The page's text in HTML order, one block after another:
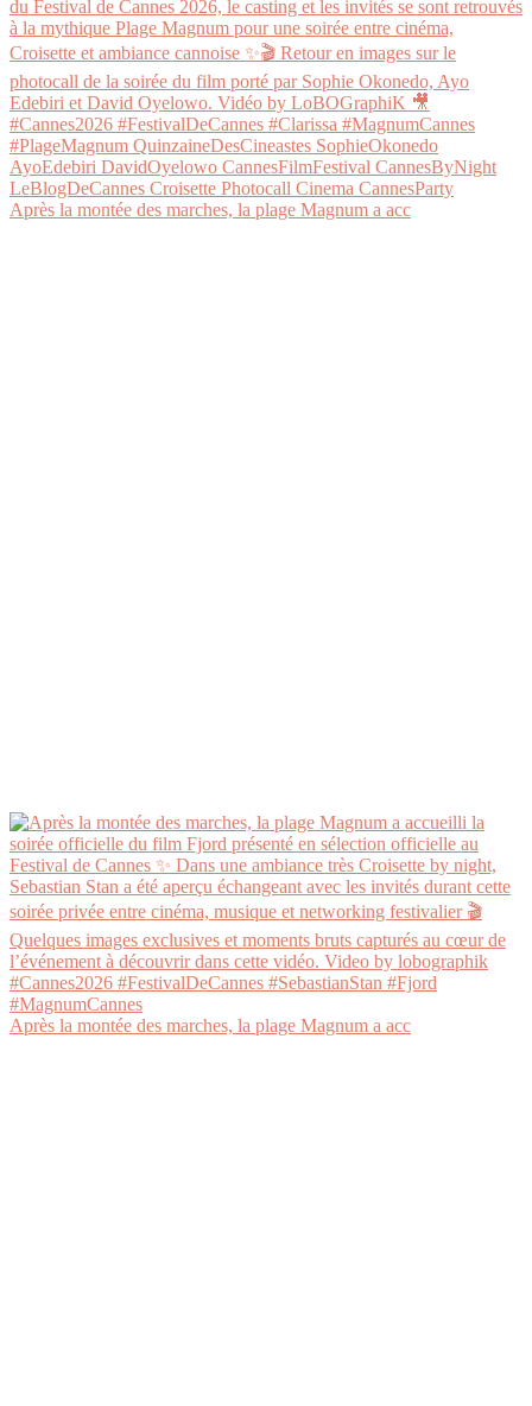
Après la montée des marches, la plage Magnum a acc
Après la montée des marches, la plage Magnum a acc